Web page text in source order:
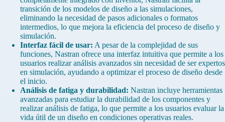
transición de los modelos de diseño a las simulaciones,
eliminando la necesidad de pasos adicionales o formatos
intermedios, lo que mejora la eficiencia del proceso de diseño y
simulación.
Interfaz fácil de usar: A pesar de la complejidad de sus
funciones, Nastran ofrece una interfaz intuitiva que permite a los
usuarios realizar análisis avanzados sin necesidad de ser expertos
en simulación, ayudando a optimizar el proceso de diseño desde
el inicio.
Análisis de fatiga y durabilidad: Nastran incluye herramientas
avanzadas para estudiar la durabilidad de los componentes y
realizar análisis de fatiga, lo que permite a los usuarios evaluar la
vida útil de un diseño en condiciones operativas reales.